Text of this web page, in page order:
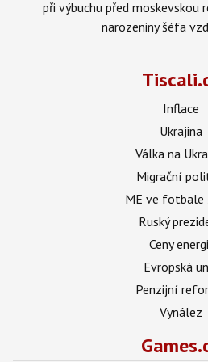
při výbuchu před moskevskou
narozeniny šéfa
Inflace
Ukrajina
Válka na
Migrační
ME ve fotbale
Ruský
Ceny
Evropská
Penzijní
Vynález